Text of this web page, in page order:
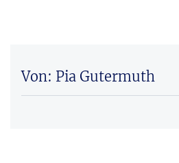
Von: Pia Gutermuth